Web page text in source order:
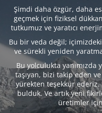
Şimdi daha özgür, daha
geçmek için fiziksel
tutkumuz ve yaratıcı
Bu bir veda değil;
ve sürekli yeniden
Bu yolculukta
taşıyan, bizi takip eden
yürekten teşekkür
bulduk. Ve artık yeni
üretimler için